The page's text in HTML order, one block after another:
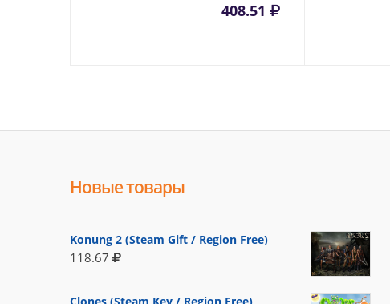
408.51
Новые товары
Konung 2 (Steam Gift / Region Free)
118.67